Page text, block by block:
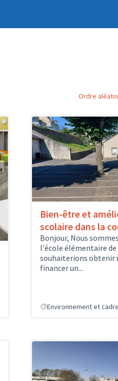
Ordre
Bien-être et
scolaire dans la
Bonjour, Nous
l'école élémentaire de
souhaiterions obtenir
financer un...
Environnement et